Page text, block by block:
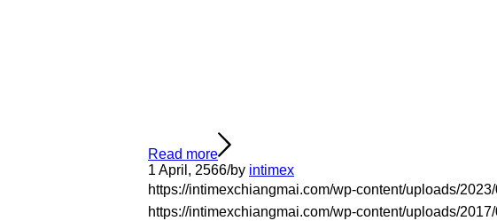
Read more
1 April, 2566/by intimex
https://intimexchiangmai.com/wp-content/uploads/
https://intimexchiangmai.com/wp-content/uploads/